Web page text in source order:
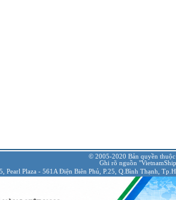
© 2005-2020 Bản quyền
Ghi rõ nguồn
Pearl Plaza - 561A Điện Biên Phủ, P.25, Q.Bình Thạnh,